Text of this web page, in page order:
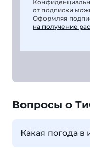
от подписки
Оформляя
на получение
Вопросы о
Какая погода